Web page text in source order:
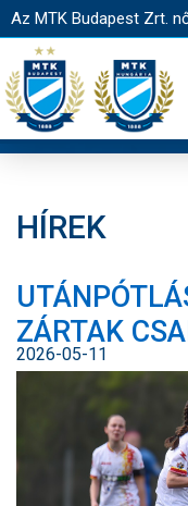
Az MTK Budapest Zrt.
HÍREK
ZÁRTAK
2026-05-11